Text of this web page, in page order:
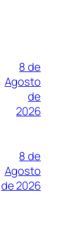
8 de
Agosto
de
2026
8 de
Agosto
de 2026